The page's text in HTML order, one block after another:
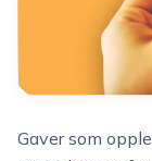
Gaver som